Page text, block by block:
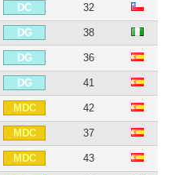
DC 32
DG 38
DG 36
DG 41
MDC 42
MDC 37
MDC 43